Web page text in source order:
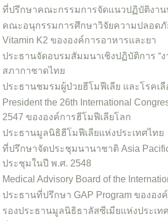
ที่ปรึกษาคณะกรรมการจัดแนวปฏิบัติงา
คณะอนุกรรมการศึกษาวิจัยความปลอด
Vitamin K2 ขององค์การอาหารและยา
ประธานจัดอบรมสัมมนาเชิงปฏิบัติการ “
สภากาชาดไทย
ประธานชมรมผู้ป่วยฮีโมฟีเลีย และโรคเ
President the 26th International
2547 ขององค์การฮีโมฟีเลียโลก
ประธานมูลนิธิฮีโมฟีเลียแห่งประเทศไทย
ที่ปรึกษาจัดประชุมนานาชาติ Asia Pacific
ประชุมในปี พ.ศ. 2548
Medical Advisory Board of the
ประธานที่ปรึกษา GAP Program ของอ
รองประธานมูลนิธิธาลัสซีเมียแห่งประเท